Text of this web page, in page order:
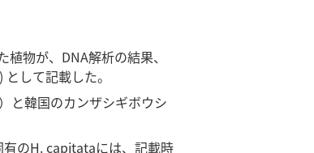
物が、DNA解析の結果、
して記載した。
と韓国のカンザシギボウシ
のH. capitataには、記載時